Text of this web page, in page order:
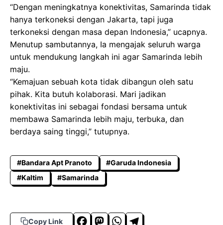
“Dengan meningkatnya konektivitas, Samarinda tidak
hanya terkoneksi dengan Jakarta, tapi juga
terkoneksi dengan masa depan Indonesia,” ucapnya.
Menutup sambutannya, Ia mengajak seluruh warga
untuk mendukung langkah ini agar Samarinda lebih
maju.
“Kemajuan sebuah kota tidak dibangun oleh satu
pihak. Kita butuh kolaborasi. Mari jadikan
konektivitas ini sebagai fondasi bersama untuk
membawa Samarinda lebih maju, terbuka, dan
berdaya saing tinggi,” tutupnya.
#Bandara Apt Pranoto
#Garuda Indonesia
#Kaltim
#Samarinda
Copy Link